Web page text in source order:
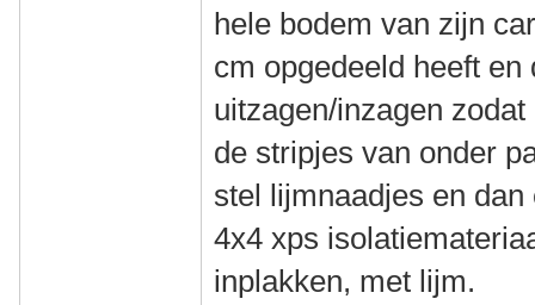
hele bodem van zijn
cm opgedeeld heeft
uitzagen/inzagen
de stripjes van onder
stel lijmnaadjes en
4x4 xps
inplakken, met lijm.